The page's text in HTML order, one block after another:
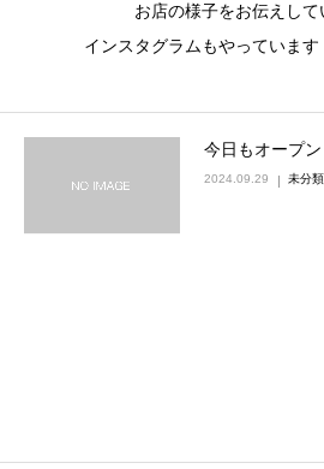
お店の様子をお伝えして
インスタグラムもやっています
今日もオープン
2024.09.29 未分類